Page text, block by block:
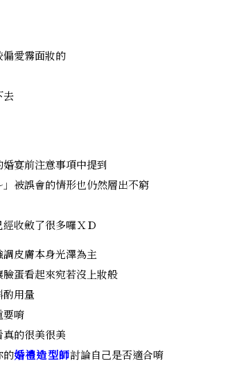
愛霧面妝的
去
宴前注意事項中提到
」被誤會的情形也仍然層出不窮
收斂了很多囉ＸＤ
皮膚本身光澤為主
蛋看起來宛若沒上妝般
用量
要唷
的很美很美
的婚禮造型師討論自己是否適合唷